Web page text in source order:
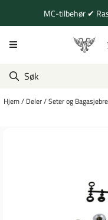
Hopp til innholdMC-tilbehør ✔
Hjem/ Deler/Seter og